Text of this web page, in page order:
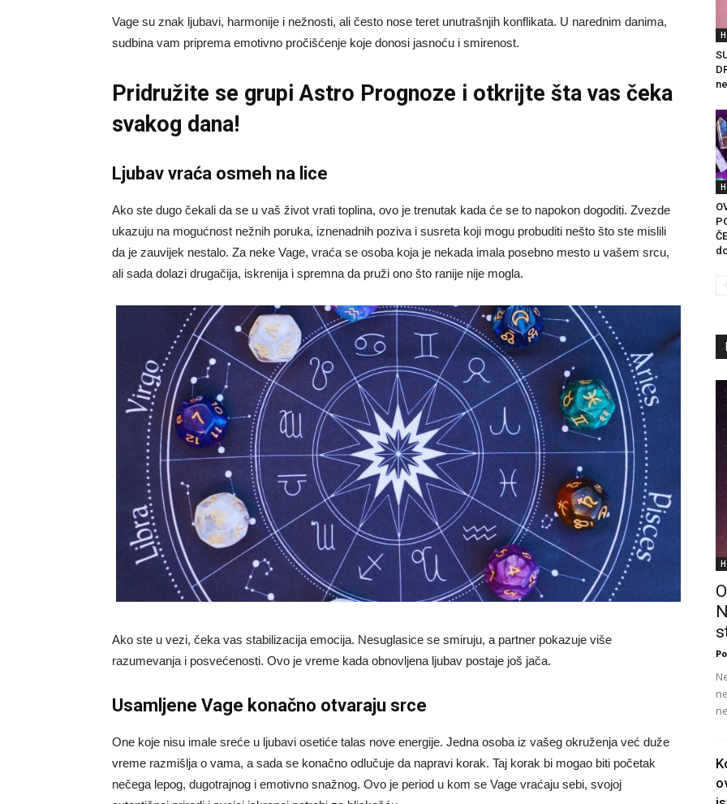
Vage su znak ljubavi, harmonije i nežnosti, ali često nose teret unutrašnjih konflikata. U narednim danima,
sudbina vam priprema emotivno pročišćenje koje donosi jasnoću i smirenost.
Pridružite se grupiAstro Prognoze i otkrijte šta vas čeka
svakog dana!
Ljubav vraća osmeh na lice
Ako ste dugo čekali da se u vaš život vrati toplina, ovo je trenutak kada će se to napokon dogoditi. Zvezde
ukazuju na mogućnost nežnih poruka, iznenadnih poziva i susreta koji mogu probuditi nešto što ste mislili
da je zauvijek nestalo. Za neke Vage, vraća se osoba koja je nekada imala posebno mesto u vašem srcu,
ali sada dolazi drugačija, iskrenija i spremna da pruži ono što ranije nije mogla.
Ako ste u vezi, čeka vas stabilizacija emocija. Nesuglasice se smiruju, a partner pokazuje više
razumevanja i posvećenosti. Ovo je vreme kada obnovljena ljubav postaje još jača.
Usamljene Vage konačno otvaraju srce
One koje nisu imale sreće u ljubavi osetiće talas nove energije. Jedna osoba iz vašeg okruženja već duže
vreme razmišlja o vama, a sada se konačno odlučuje da napravi korak. Taj korak bi mogao biti početak
nečega lepog, dugotrajnog i emotivno snažnog. Ovo je period u kom se Vage vraćaju sebi, svojoj